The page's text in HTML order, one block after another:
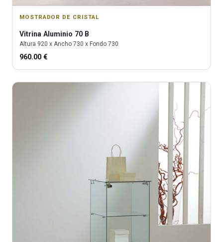
MOSTRADOR DE CRISTAL
Vitrina Aluminio 70 B
Altura 920 x Ancho 730 x Fondo 730
960.00 €